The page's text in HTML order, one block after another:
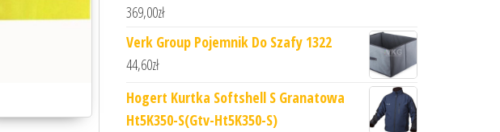
369,00zł
Verk Group Pojemnik Do Szafy 1322
44,60zł
Hogert Kurtka Softshell S Granatowa
Ht5K350-S(Gtv-Ht5K350-S)